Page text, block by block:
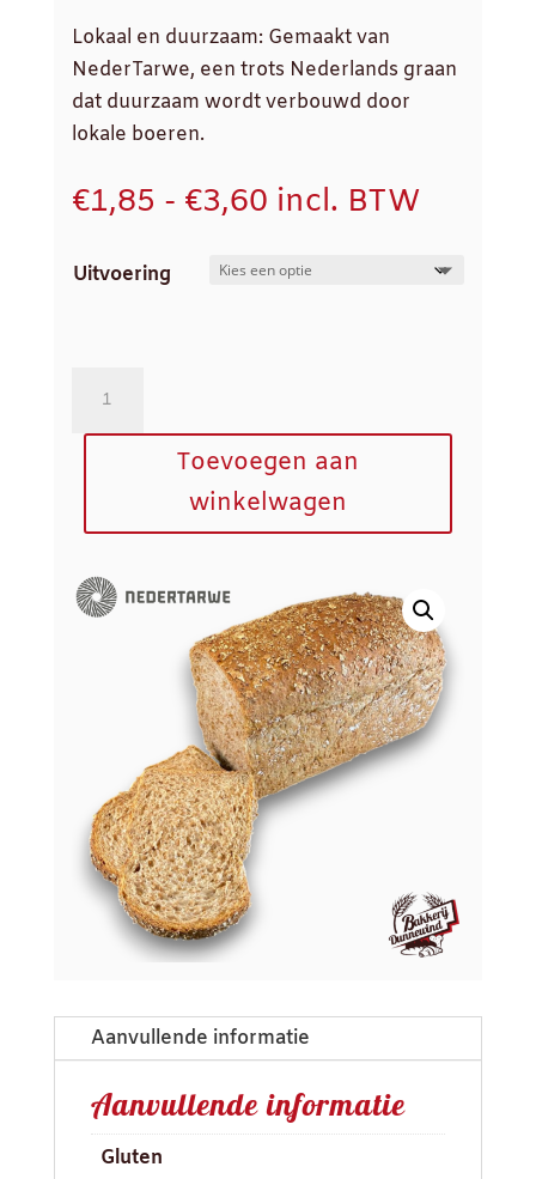
Lokaal en duurzaam: Gemaakt van
NederTarwe, een trots Nederlands graan
dat duurzaam wordt verbouwd door
lokale boeren.
€1,85 - €3,60Prijsklasse:
tot
incl. BTW
Uitvoering
Toevoegen aan
winkelwagen
Aanvullende informatie
Aanvullende informatie
Gluten